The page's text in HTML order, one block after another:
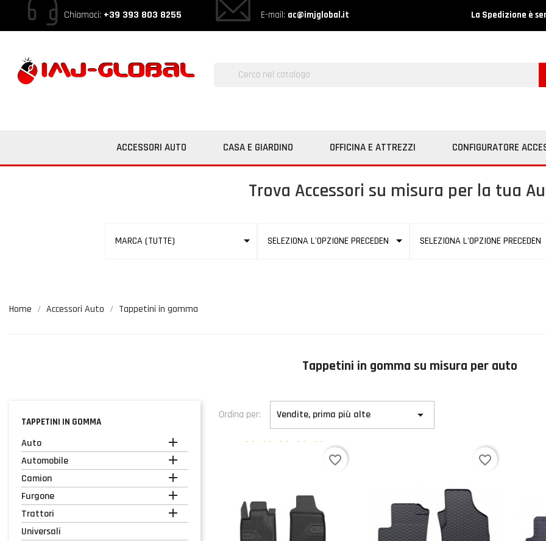
Chiamaci: +39 393 803 8255 E-mail: ac@imjglobal.it La Spedizione è
ACCESSORI AUTO CASA E GIARDINO OFFICINA E ATTREZZI CONFIGURATORE
Trova Accessori su misura per la tua
Home Accessori Auto Tappetini in gomma
Tappetini in gomma su misura per auto
TAPPETINI IN GOMMA
Auto 
Automobile 
Camion 
Furgone 
Trattori 
Universali
Ordina per: Vendite, prima più alte 
favorite_border favorite_border